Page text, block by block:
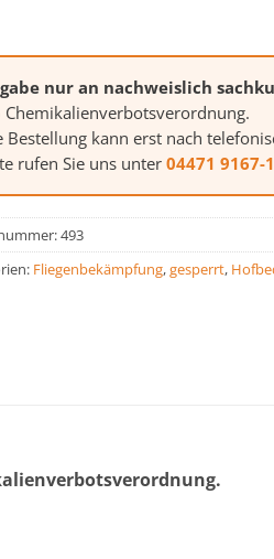
nur an nachweislich
Chemikalienverbotsverordnung.
Bestellung kann erst nach
rufen Sie uns unter04471 9167-
493
Fliegenbekämpfung,gesperrt,